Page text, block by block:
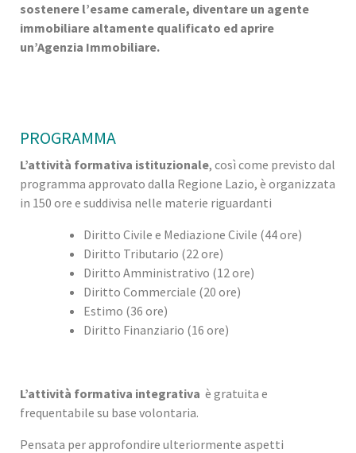
sostenere l’esame camerale, diventare un agente
immobiliare altamente qualificato ed aprire
un’Agenzia Immobiliare.
PROGRAMMA
L’attività formativa istituzionale, così come previsto dal
programma approvato dalla Regione Lazio, è organizzata
in 150 ore e suddivisa nelle materie riguardanti
Diritto Civile e Mediazione Civile (44 ore)
Diritto Tributario (22 ore)
Diritto Amministrativo (12 ore)
Diritto Commerciale (20 ore)
Estimo (36 ore)
Diritto Finanziario (16 ore)
L’attività formativa integrativa è gratuita e
frequentabile su base volontaria.
Pensata per approfondire ulteriormente aspetti